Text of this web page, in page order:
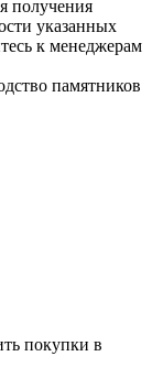
получения
указанных
к менеджерам
памятников
покупки в